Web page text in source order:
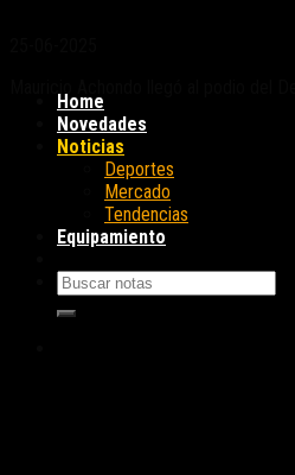
Home
Novedades
Noticias
Deportes
Mercado
Tendencias
Equipamiento